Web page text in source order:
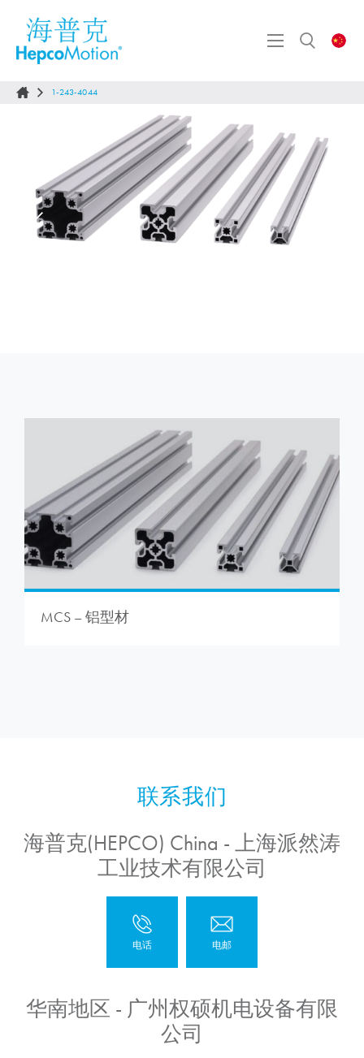
1-243-4044
MCS – 铝型材
海普克(HEPCO) China - 上海派然涛
工业技术有限公司
华南地区 - 广州权硕机电设备有限
公司